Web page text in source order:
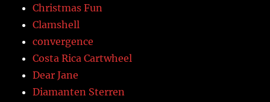
Christmas Fun
Clamshell
convergence
Costa Rica Cartwheel
Dear Jane
Diamanten Sterren